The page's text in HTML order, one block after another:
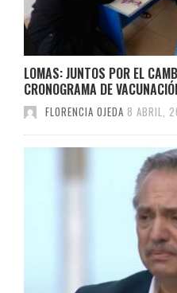
LOMAS: JUNTOS POR EL
CRONOGRAMA DE
FLORENCIA OJEDA 8 ABRIL,